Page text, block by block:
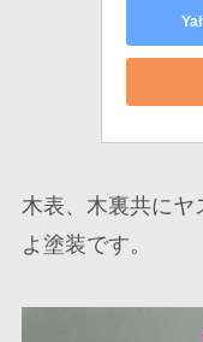
木表、木裏共にヤ
よ塗装です。